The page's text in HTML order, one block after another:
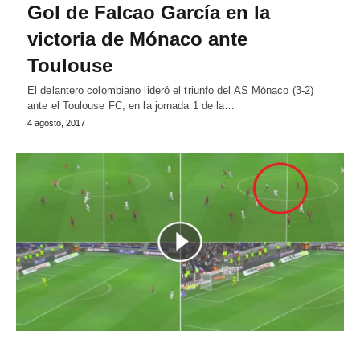
Gol de Falcao García en la
victoria de Mónaco ante
Toulouse
El delantero colombiano lideró el triunfo del AS Mónaco (3-2)
ante el Toulouse FC, en la jornada 1 de la…
4 agosto, 2017